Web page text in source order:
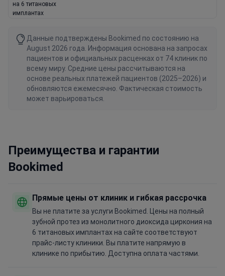
на 6 титановых
имплантах
Данные подтверждены Bookimed по состоянию на
August 2026 года. Информация основана на запросах
пациентов и официальных расценках от 74 клиник по
всему миру. Средние цены рассчитываются на
основе реальных платежей пациентов (2025–2026) и
обновляются ежемесячно. Фактическая стоимость
может варьироваться.
Преимущества и гарантии
Bookimed
Прямые цены от клиник и гибкая рассрочка
Вы не платите за услуги Bookimed. Цены на полный
зубной протез из монолитного диоксида циркония на
6 титановых имплантах на сайте соответствуют
прайс-листу клиники. Вы платите напрямую в
клинике по прибытию. Доступна оплата частями.